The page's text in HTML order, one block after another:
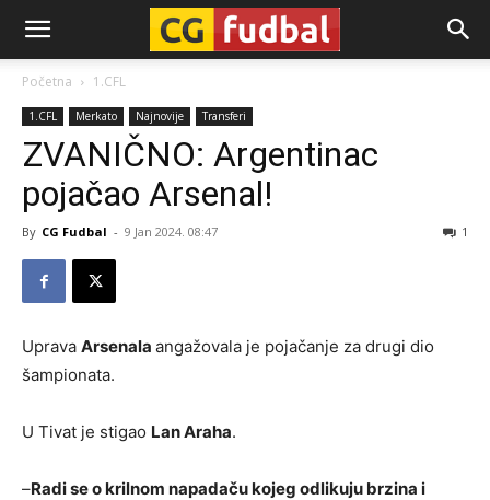
CG-
Fudbal
Početna 1.CFL
1.CFL Merkato Najnovije Transferi
ZVANIČNO: Argentinac
pojačao Arsenal!
By CG Fudbal - 9 Jan 2024. 08:47 1
Uprava Arsenala angažovala je pojačanje za drugi dio
šampionata.
U Tivat je stigao Lan Araha.
–Radi se o krilnom napadaču kojeg odlikuju brzina i